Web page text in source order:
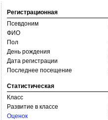
Регистрационная
Псевдоним
ФИО
Пол
День рождения
Дата регистрации
Последнее посещение
Статистическая
Класс
Развитие в классе
Оценок